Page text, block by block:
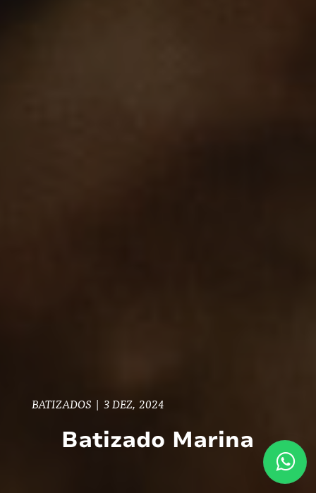
BATIZADOS | 3 DEZ, 2024
Batizado Marina